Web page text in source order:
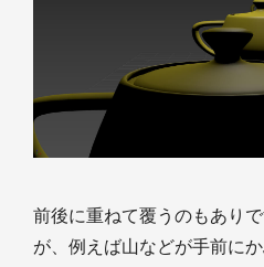
前後に重ねて覆うのもあり
が、例えば山などが手前に